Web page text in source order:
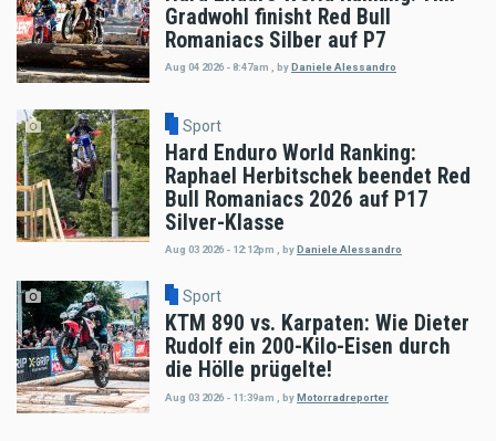
Gradwohl finisht Red Bull
Romaniacs Silber auf P7
Aug 04 2026 - 8:47am byDaniele Alessandro
Sport
Hard Enduro World Ranking:
Raphael Herbitschek beendet Red
Bull Romaniacs 2026 auf P17
Silver-Klasse
Aug 03 2026 - 12:12pm byDaniele Alessandro
Sport
KTM 890 vs. Karpaten: Wie Dieter
Rudolf ein 200-Kilo-Eisen durch
die Hölle prügelte!
Aug 03 2026 - 11:39am byMotorradreporter